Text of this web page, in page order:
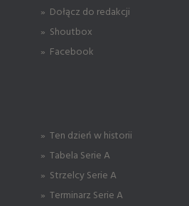
» Dołącz do redakcji
» Shoutbox
» Facebook
» Ten dzień w historii
» Tabela Serie A
» Strzelcy Serie A
» Terminarz Serie A